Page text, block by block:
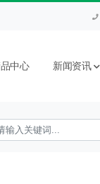
中心 新闻资讯